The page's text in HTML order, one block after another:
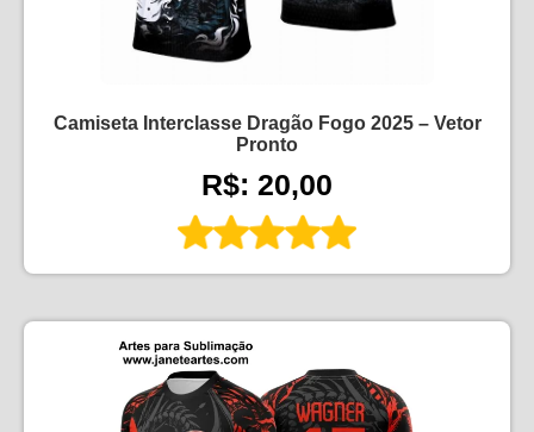
Camiseta Interclasse Dragão Fogo 2025 – Vetor
Pronto
R$: 20,00